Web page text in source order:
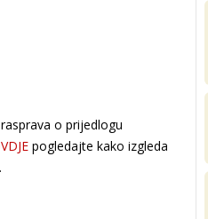
o prijedlogu
pogledajte kako izgleda